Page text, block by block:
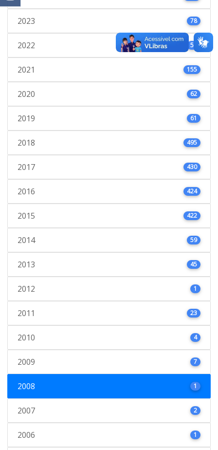
2023 78
2022 53
2021 155
2020 62
2019 61
2018 495
2017 430
2016 424
2015 422
2014 59
2013 45
2012 1
2011 23
2010 4
2009 7
2008 1
2007 2
2006 1